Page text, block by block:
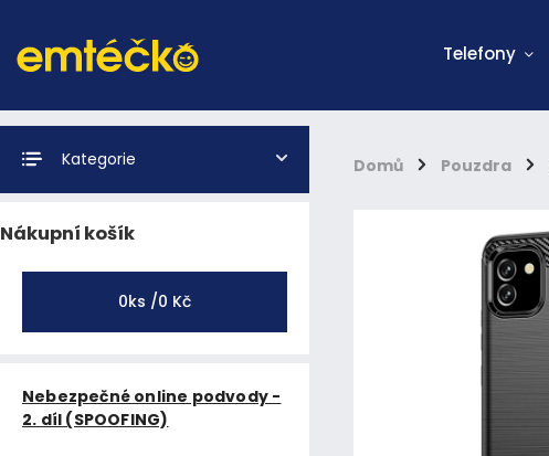
Telefony
Domů / Pouzdra /
Kategorie
Nákupní košík
0ks /0 Kč
Nebezpečné online podvody -
2. díl (SPOOFING)